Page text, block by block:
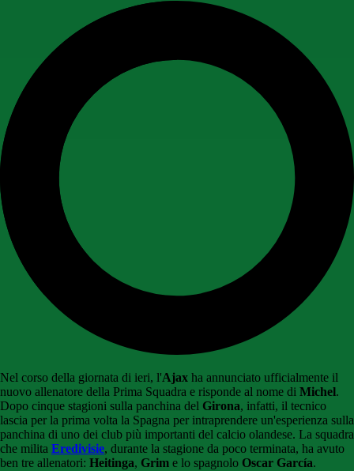
Nel corso della giornata di ieri, l'Ajax ha annunciato ufficialmente il
nuovo allenatore della Prima Squadra e risponde al nome di Michel.
Dopo cinque stagioni sulla panchina del Girona, infatti, il tecnico
lascia per la prima volta la Spagna per intraprendere un'esperienza sulla
panchina di uno dei club più importanti del calcio olandese. La squadra
che milita Eredivisie, durante la stagione da poco terminata, ha avuto
ben tre allenatori: Heitinga, Grim e lo spagnolo Oscar García.